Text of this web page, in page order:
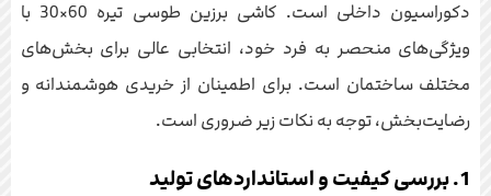
دکوراسیون داخلی است. کاشی برزین طوسی تیره 60×30 با
ویژگی‌های منحصر به فرد خود، انتخابی عالی برای بخش‌های
مختلف ساختمان است. برای اطمینان از خریدی هوشمندانه و
رضایت‌بخش، توجه به نکات زیر ضروری است.
1. بررسی کیفیت و استانداردهای تولید